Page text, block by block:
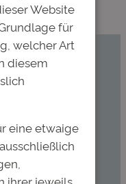
45 0
Website
für
welcher Art
diesem
eine etwaige